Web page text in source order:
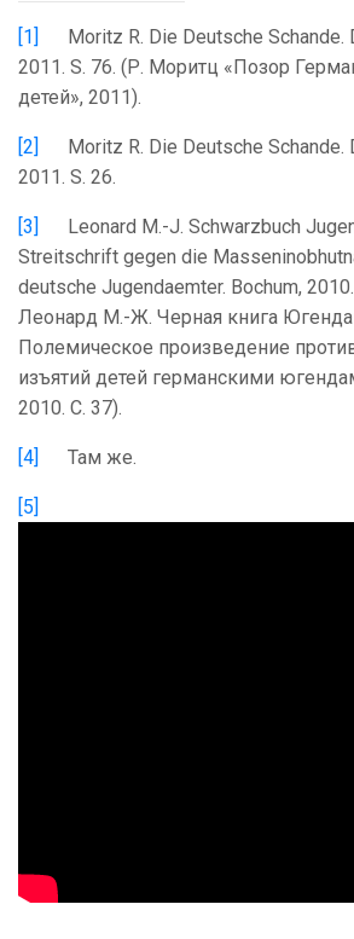
[1]
Moritz R. Die Deutsche Schande.
2011. S. 76. (Р. Моритц «Позор
детей», 2011).
[2]
Moritz R. Die Deutsche Schande.
2011. S. 26.
[3]
Leonard M.-J. Schwarzbuch
Streitschrift gegen die
deutsche Jugendaemter. Bochum,
Леонард М.-Ж. Черная книга
Полемическое произведение
изъятий детей германскими
2010. С. 37).
[4] Там же.
[5]